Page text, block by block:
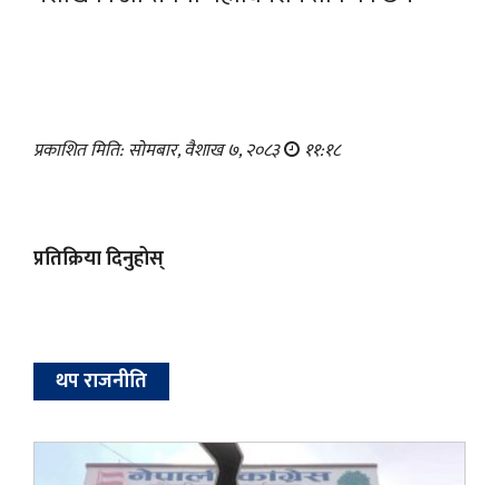
प्रकाशित मिति: सोमबार, वैशाख ७, २०८३ ११:१८
प्रतिक्रिया दिनुहोस्
थप राजनीति